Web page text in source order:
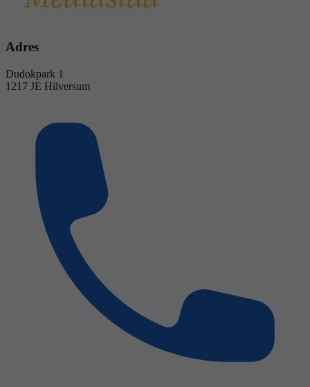
Adres
Dudokpark 1
1217 JE Hilversum